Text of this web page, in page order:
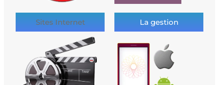
Sites Internet La gestion